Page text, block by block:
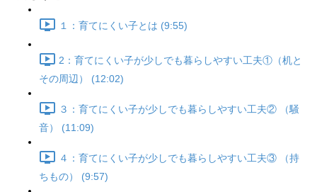
１：育てにくい子とは (9:55)
2：育てにくい子が少しでも暮らしやすい工夫①（机と
その周辺） (12:02)
３：育てにくい子が少しでも暮らしやすい工夫② （騒
音） (11:09)
４：育てにくい子が少しでも暮らしやすい工夫③ （持
ちもの） (9:57)